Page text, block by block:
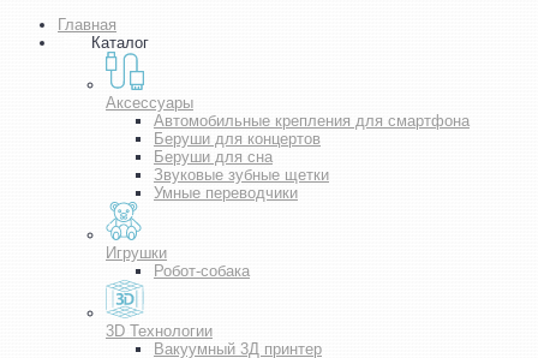
Главная
Каталог
Аксессуары
Автомобильные крепления для смартфона
Беруши для концертов
Беруши для сна
Звуковые зубные щетки
Умные переводчики
Игрушки
Робот-собака
3D Технологии
Вакуумный 3Д принтер